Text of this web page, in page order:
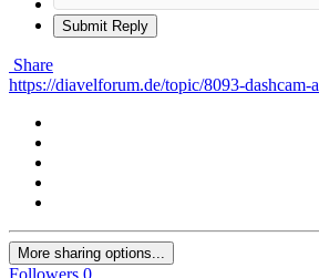
Submit Reply
Share
https://diavelforum.de/topic/8093-dashcam-
More sharing options...
Followers 0